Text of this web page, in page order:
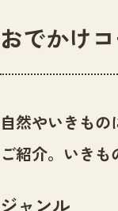
センタ
センタ
サイト
ニュース
いきも
おでかけ
自然やいきも
ご紹介。いきも
ジャンル